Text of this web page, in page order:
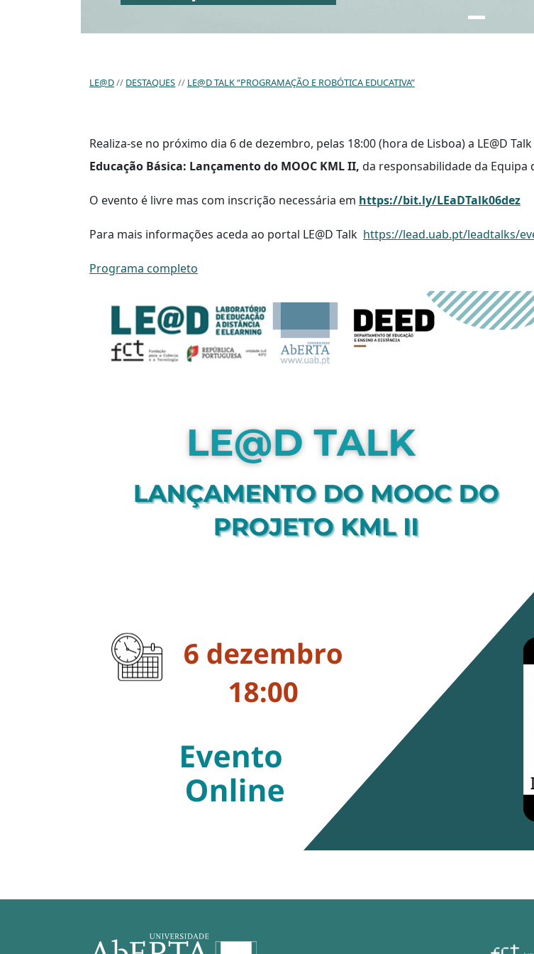
LE@D DESTAQUES LE@D TALK “PROGRAMAÇÃO E ROBÓTICA EDUCATIVA”
Realiza-se no próximo dia 6 de dezembro, pelas 18:00 (hora de Lisboa) a LE@D Talk
Educação Básica: Lançamento do MOOC KML II, da responsabilidade da Equipa
O evento é livre mas com inscrição necessária em https://bit.ly/LEaDTalk06dez
Para mais informações aceda ao portal LE@D Talk https://lead.uab.pt/leadtalks/
Programa completo